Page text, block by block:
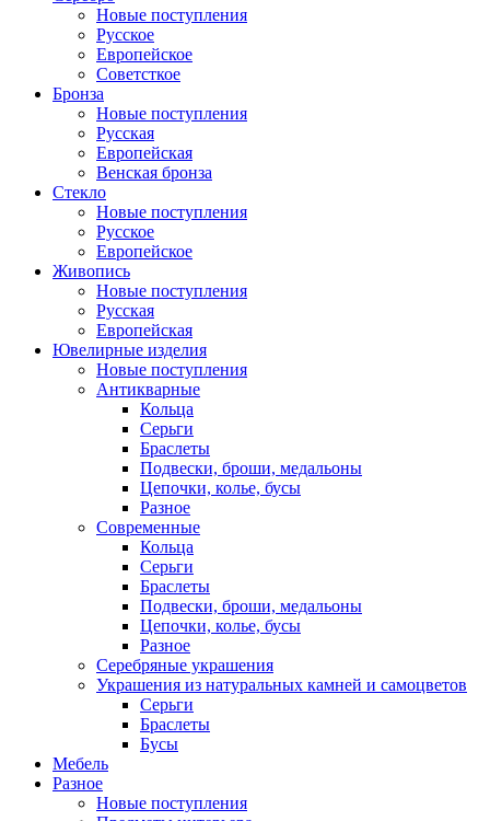
Новые поступления
Русское
Европейское
Советсткое
Бронза
Новые поступления
Русская
Европейская
Венская бронза
Стекло
Новые поступления
Русское
Европейское
Живопись
Новые поступления
Русская
Европейская
Ювелирные изделия
Новые поступления
Антикварные
Кольца
Серьги
Браслеты
Подвески, броши, медальоны
Цепочки, колье, бусы
Разное
Современные
Кольца
Серьги
Браслеты
Подвески, броши, медальоны
Цепочки, колье, бусы
Разное
Серебряные украшения
Украшения из натуральных камней и самоцветов
Серьги
Браслеты
Бусы
Мебель
Разное
Новые поступления